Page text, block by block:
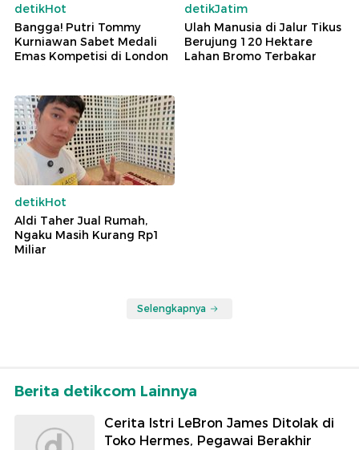
detikHot
Bangga! Putri Tommy
Kurniawan Sabet Medali
Emas Kompetisi di London
detikJatim
Ulah Manusia di Jalur Tikus
Berujung 120 Hektare
Lahan Bromo Terbakar
detikHot
Aldi Taher Jual Rumah,
Ngaku Masih Kurang Rp1
Miliar
Selengkapnya
Berita detikcom Lainnya
Cerita Istri LeBron James Ditolak di
Toko Hermes, Pegawai Berakhir